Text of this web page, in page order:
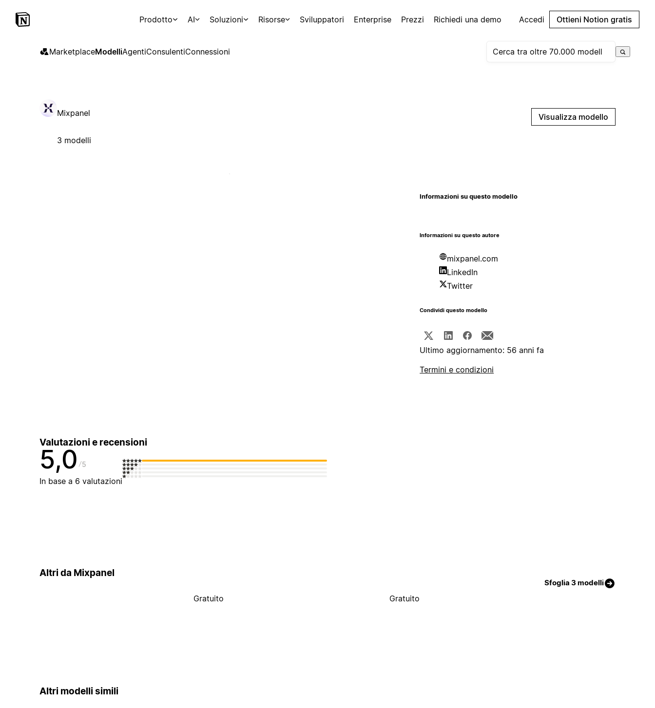
Prodotto AI Soluzioni Risorse Sviluppatori Enterprise Prezzi Richiedi una demo Accedi Ottieni Notion gratis
MarketplaceModelliAgentiConsulentiConnessioni
Mixpanel
3 modelli
Visualizza modello
Informazioni su questo modello
Informazioni su questo autore
mixpanel.com
LinkedIn
Twitter
Condividi questo modello
Ultimo aggiornamento: 56 anni fa
Termini e condizioni
Valutazioni e recensioni
5,0 5
In base a 6 valutazioni
Altri da Mixpanel
Sfoglia 3 modelli
Gratuito Gratuito
Altri modelli simili